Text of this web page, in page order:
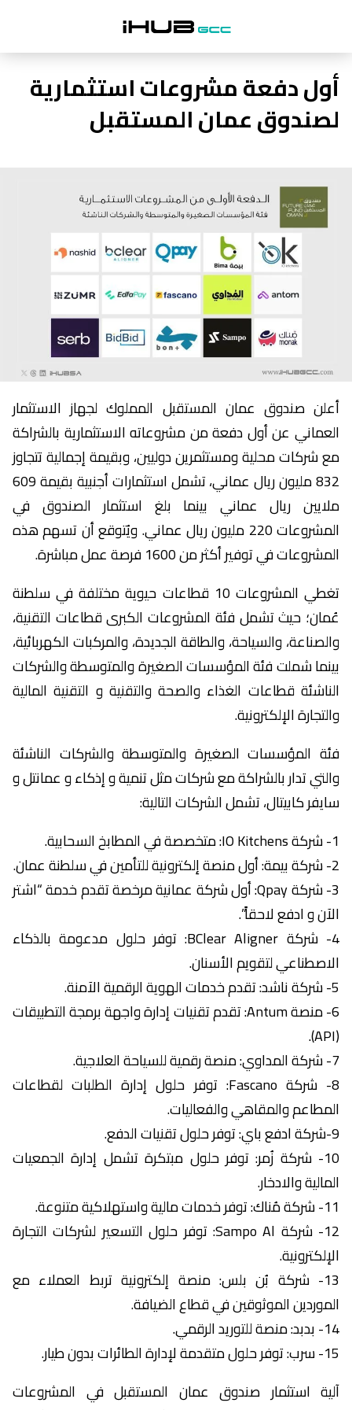
أول دفعة مشروعات استثمارية
لصندوق عمان المستقبل
أعلن صندوق عمان المستقبل المملوك لجهاز الاستثمار
العماني عن أول دفعة من مشروعاته الاستثمارية بالشراكة
مع شركات محلية ومستثمرين دوليين، وبقيمة إجمالية تتجاوز
832 مليون ريال عماني، تشمل استثمارات أجنبية بقيمة 609
ملايين ريال عماني بينما بلغ استثمار الصندوق في
المشروعات 220 مليون ريال عماني. ويُتوقع أن تسهم هذه
المشروعات في توفير أكثر من 1600 فرصة عمل مباشرة.
تغطي المشروعات 10 قطاعات حيوية مختلفة في سلطنة
عُمان؛ حيث تشمل فئة المشروعات الكبرى قطاعات التقنية،
والصناعة، والسياحة، والطاقة الجديدة، والمركبات الكهربائية،
بينما شملت فئة المؤسسات الصغيرة والمتوسطة والشركات
الناشئة قطاعات الغذاء والصحة والتقنية و التقنية المالية
والتجارة الإلكترونية.
فئة المؤسسات الصغيرة والمتوسطة والشركات الناشئة
والتي تدار بالشراكة مع شركات مثل تنمية و إذكاء و عمانتل و
سايفر كابيتال، تشمل الشركات التالية:
1- شركة IO Kitchens: متخصصة في المطابخ السحابية.
2- شركة بيمة: أول منصة إلكترونية للتأمين في سلطنة عمان.
3- شركة Qpay: أول شركة عمانية مرخصة تقدم خدمة “اشتر
الآن و ادفع لاحقاً”.
4- شركة BClear Aligner: توفر حلول مدعومة بالذكاء
الاصطناعي لتقویم الأسنان.
5- شركة ناشد: تقدم خدمات الهوية الرقمية الآمنة.
6- منصة Antum: تقدم تقنيات إدارة واجهة برمجة التطبيقات
(API).
7- شركة المداوي: منصة رقمية للسياحة العلاجية.
8- شركة Fascano: توفر حلول إدارة الطلبات لقطاعات
المطاعم والمقاهي والفعاليات.
9-شركة ادفع باي: توفر حلول تقنيات الدفع.
10- شركة زُمر: توفر حلول مبتكرة تشمل إدارة الجمعيات
المالية والادخار.
11- شركة مُناك: توفر خدمات مالية واستهلاكية متنوعة.
12- شركة Sampo Al: توفر حلول التسعير لشركات التجارة
الإلكترونية.
13- شركة بُن بلس: منصة إلكترونية تربط العملاء مع
الموردين الموثوقين في قطاع الضيافة.
14- بدبد: منصة للتوريد الرقمي.
15- سرب: توفر حلول متقدمة لإدارة الطائرات بدون طيار.
آلية استثمار صندوق عمان المستقبل في المشروعات